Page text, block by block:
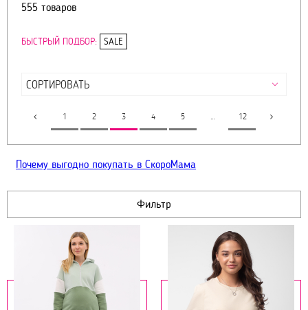
555 товаров
БЫСТРЫЙ ПОДБОР: SALE
1 2 3 4 5 … 12
Почему выгодно покупать в СкороМама
Фильтр